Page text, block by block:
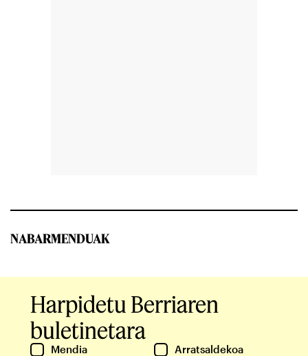
NABARMENDUAK
Harpidetu Berriaren
buletinetara
Mendia
Arratsaldekoa